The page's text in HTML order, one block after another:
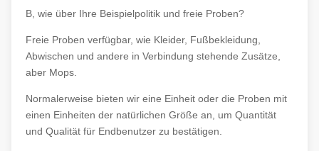
B, wie über Ihre Beispielpolitik und freie Proben?
Freie Proben verfügbar, wie Kleider, Fußbekleidung,
Abwischen und andere in Verbindung stehende Zusätze,
aber Mops.
Normalerweise bieten wir eine Einheit oder die Proben mit
einen Einheiten der natürlichen Größe an, um Quantität
und Qualität für Endbenutzer zu bestätigen.